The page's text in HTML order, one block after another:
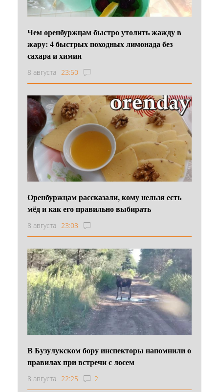
Чем оренбуржцам быстро утолить жажду в
жару: 4 быстрых походных лимонада без
сахара и химии
8 августа 23:50
Оренбуржцам рассказали, кому нельзя есть
мёд и как его правильно выбирать
8 августа 23:03
В Бузулукском бору инспекторы напомнили о
правилах при встречи с лосем
8 августа 22:25 2